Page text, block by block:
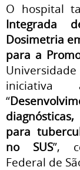
O hospital
Integrada
Dosimetria
para a
“
para
no SUS”,
Federal de